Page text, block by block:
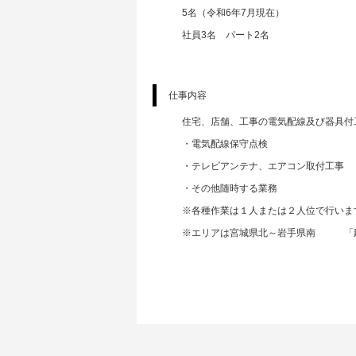
5名（令和6年7月現在）
社員3名 パート2名
仕事内容
住宅、店舗、工事の電気配線及び器具付
・電気配線保守点検
・テレビアンテナ、エアコン取付工事
・その他随時する業務
※各種作業は１人または２人位で行いま
※エリアは宮城県北～岩手県南 「